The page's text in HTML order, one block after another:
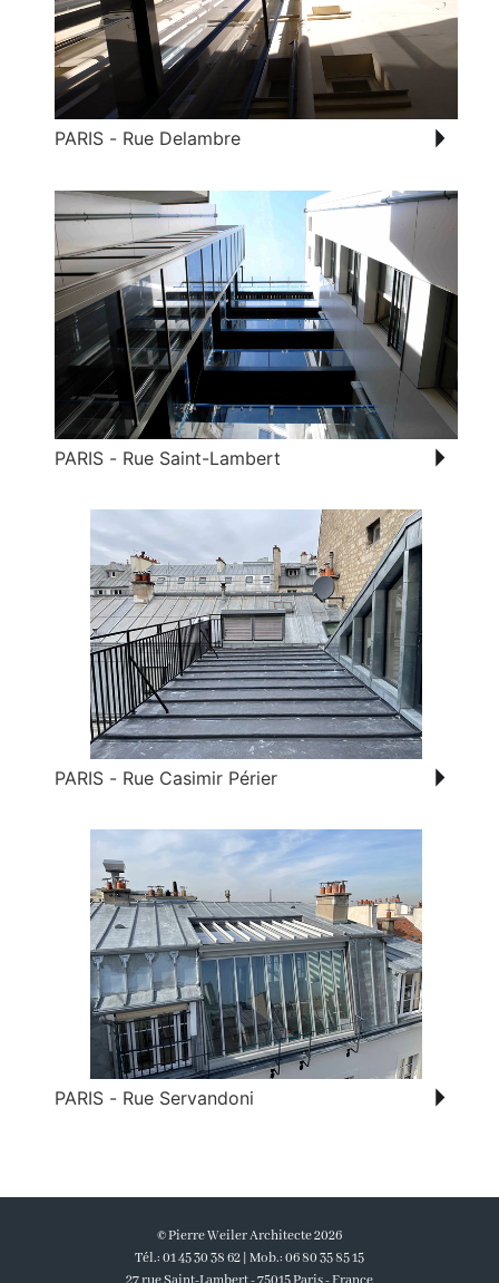
PARIS - Rue Delambre
PARIS - Rue Saint-Lambert
PARIS - Rue Casimir Périer
PARIS - Rue Servandoni
© Pierre Weiler Architecte 2026
Tél.: 01 45 30 38 62 | Mob.: 06 80 35 85 15